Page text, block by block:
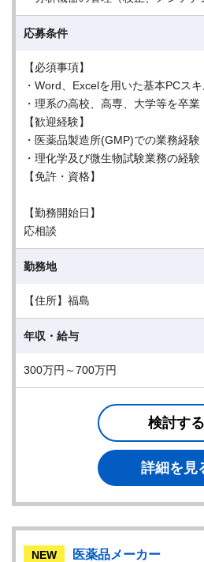
応募条件
【必須事項】
・Word、Excelを用いた基本PCス
・理系の高校、高専、大学等を卒業
【歓迎経験】
・医薬品製造所(GMP)での業務経験
・理化学及び微生物試験業務の経験
【免許・資格】
【勤務開始日】
応相談
勤務地
【住所】福島
年収・給与
300万円～700万円
検討する
詳細を見
NEW 医薬品メーカー